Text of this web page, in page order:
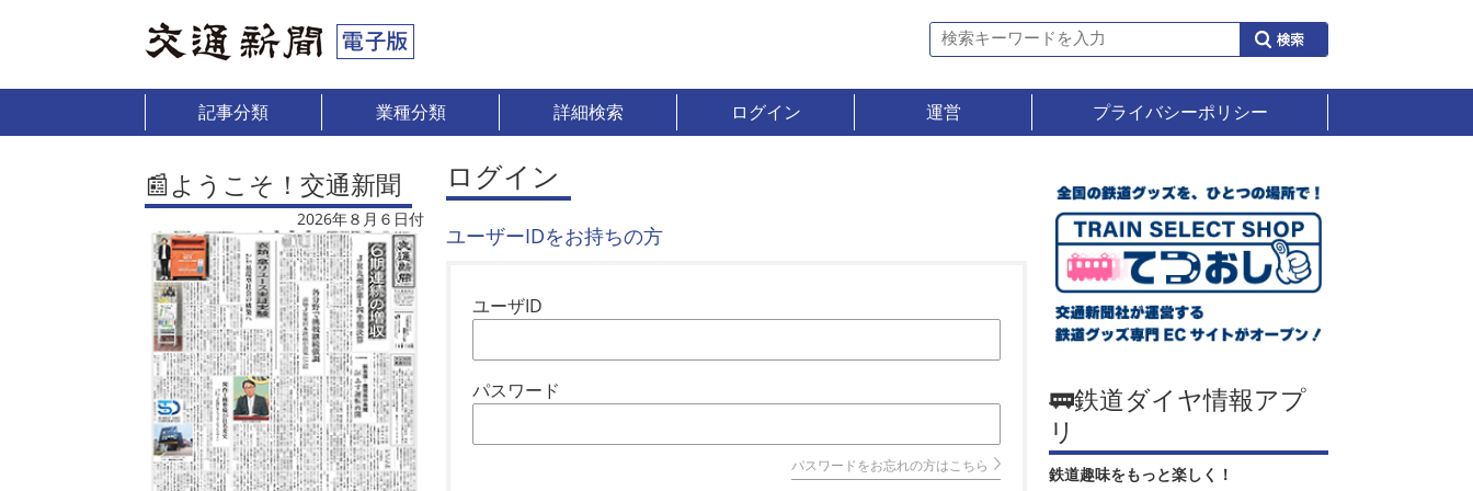
記事分類 業種分類 詳細検索 ログイン 運営 プライバシーポリシー
📰ようこそ！交通新聞
2026年８月６日付
ログイン
ユーザーIDをお持ちの方
ユーザID
パスワード
パスワードをお忘れの方はこちら
🚃鉄道ダイヤ情報アプ
リ
鉄道趣味をもっと楽しく！